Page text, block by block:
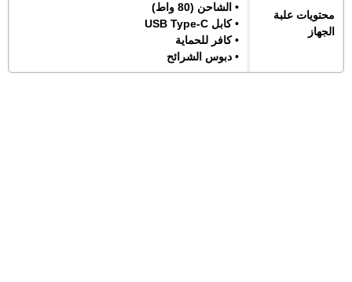
محتويات علبة
الجهاز
• الشاحن (80 واط)
• كابل USB Type-C
• كافر للحماية
• دبوس الشرائح